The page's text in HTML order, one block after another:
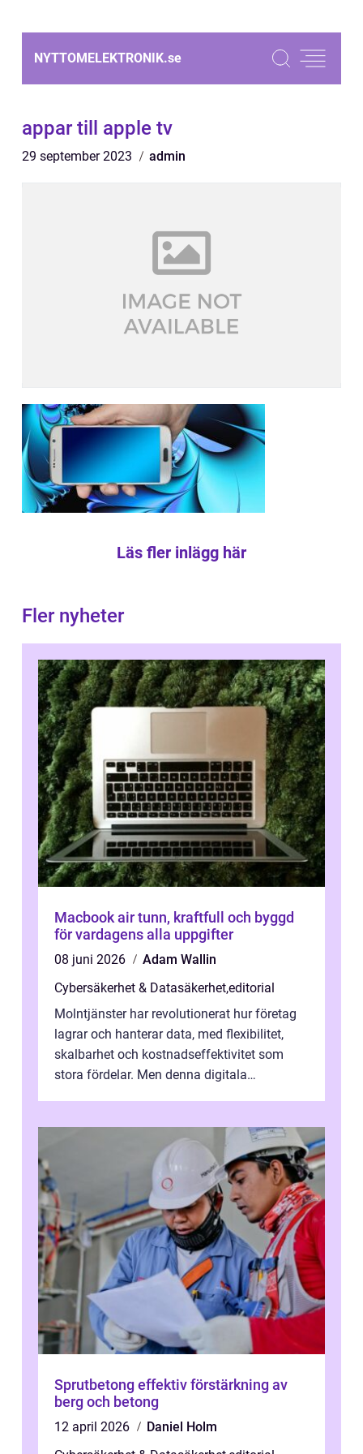
NYTTOMELEKTRONIK.se
appar till apple tv
29 september 2023 admin
Läs fler inlägg här
Fler nyheter
Macbook air tunn, kraftfull och byggd
för vardagens alla uppgifter
08 juni 2026
Adam Wallin
Cybersäkerhet & Datasäkerhet,editorial
Molntjänster har revolutionerat hur företag
lagrar och hanterar data, med flexibilitet,
skalbarhet och kostnadseffektivitet som
stora fördelar. Men denna digitala
Sprutbetong effektiv förstärkning av
berg och betong
12 april 2026
Daniel Holm